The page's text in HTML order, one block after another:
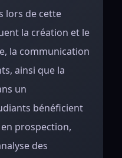
lors de cette
la création et le
la communication
ainsi que la
un
bénéficient
prospection,
des